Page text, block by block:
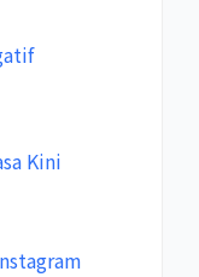
Kini